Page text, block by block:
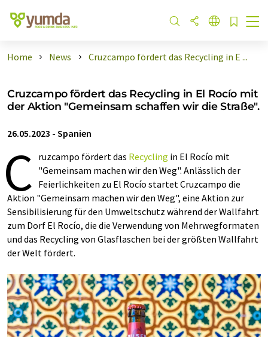
Home News Cruzcampo fördert das Recycling in E ...
Cruzcampo fördert das Recycling in El Rocío mit
der Aktion "Gemeinsam schaffen wir die Straße".
26.05.2023 - Spanien
C ruzcampo fördert das Recycling in El Rocío mit
"Gemeinsam machen wir den Weg". Anlässlich der
Feierlichkeiten zu El Rocío startet Cruzcampo die
Aktion "Gemeinsam machen wir den Weg", eine Aktion zur
Sensibilisierung für den Umweltschutz während der Wallfahrt
zum Dorf El Rocío, die die Verwendung von Mehrwegformaten
und das Recycling von Glasflaschen bei der größten Wallfahrt
der Welt fördert.